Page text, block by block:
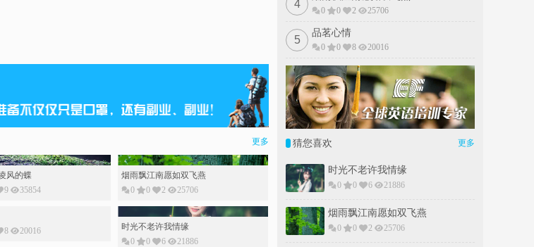
更多
风的蝶
9 35854
烟雨飘江南愿如双飞燕
0
0 2 25706
时光不老许我情缘
0
0 6 21886
0 0 2 25706
品茗心情
0 0 8 20016
4
5
猜您喜欢 更多
时光不老许我情缘
0 0 6 21886
烟雨飘江南愿如双飞燕
0 0 2 25706